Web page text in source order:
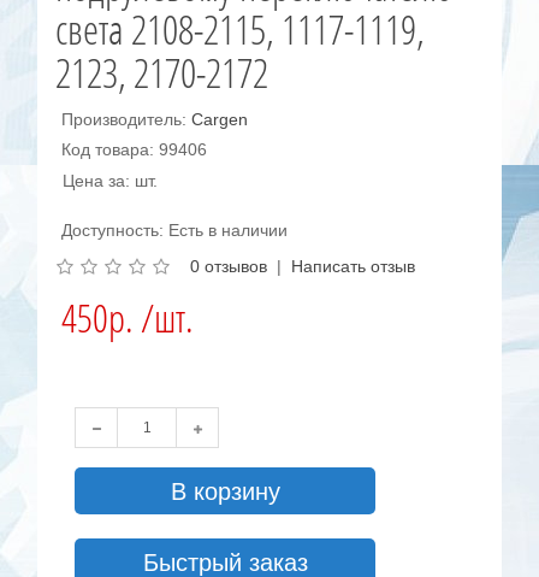
света 2108-2115, 1117-1119,
2123, 2170-2172
Производитель:Cargen
Код товара: 99406
Цена за: шт.
Доступность: Есть в наличии
0 отзывов | Написать отзыв
450р. /шт.
В корзину
Быстрый заказ